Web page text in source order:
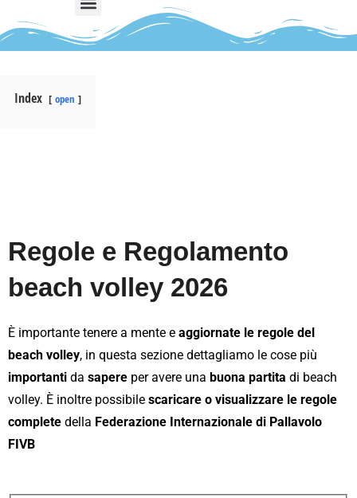
Index open
Regole e Regolamento
beach volley 2026
È importante tenere a mente e aggiornate le regole del
beach volley, in questa sezione dettagliamo le cose più
importanti da sapere per avere una buona partita di beach
volley. È inoltre possibile scaricare o visualizzare le regole
complete della Federazione Internazionale di Pallavolo
FIVB